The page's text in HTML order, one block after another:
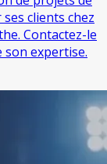
clients chez
Contactez-le
son expertise.